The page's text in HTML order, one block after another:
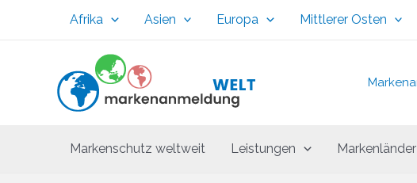
Afrika Asien Europa Mittlerer Osten
Markenschutz weltweit Leistungen Markenländer